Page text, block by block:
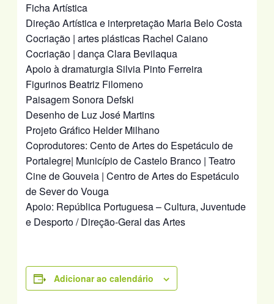
Ficha Artística
Direção Artística e interpretação Maria Belo Costa
Cocriação | artes plásticas Rachel Caiano
Cocriação | dança Clara Bevilaqua
Apoio à dramaturgia Silvia Pinto Ferreira
Figurinos Beatriz Filomeno
Paisagem Sonora Defski
Desenho de Luz José Martins
Projeto Gráfico Helder Milhano
Coprodutores: Cento de Artes do Espetáculo de
Portalegre| Município de Castelo Branco | Teatro
Cine de Gouveia | Centro de Artes do Espetáculo
de Sever do Vouga
Apoio: República Portuguesa – Cultura, Juventude
e Desporto / Direção-Geral das Artes
Adicionar ao calendário